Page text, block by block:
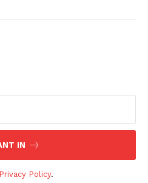
IN
Privacy Policy.